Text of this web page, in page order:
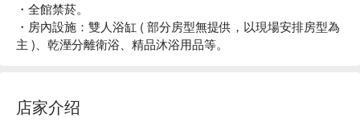
・全館禁菸。
・房內設施：雙人浴缸 ( 部分房型無提供，以現場安排房型為
主 )、乾溼分離衛浴、精品沐浴用品等。
店家介绍